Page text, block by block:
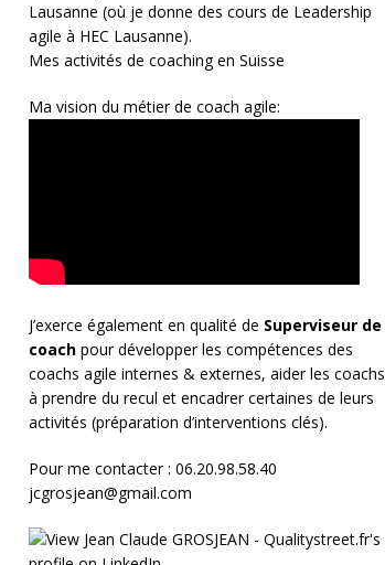
Lausanne (où je donne des cours de Leadership
agile à HEC Lausanne).
Mes activités de coaching en Suisse
Ma vision du métier de coach agile:
J’exerce également en qualité de Superviseur de
coachpour développer les compétences des
coachs agile internes & externes, aider les coachs
à prendre du recul et encadrer certaines de leurs
activités (préparation d’interventions clés).
Pour me contacter : 06.20.98.58.40
jcgrosjean@gmail.com